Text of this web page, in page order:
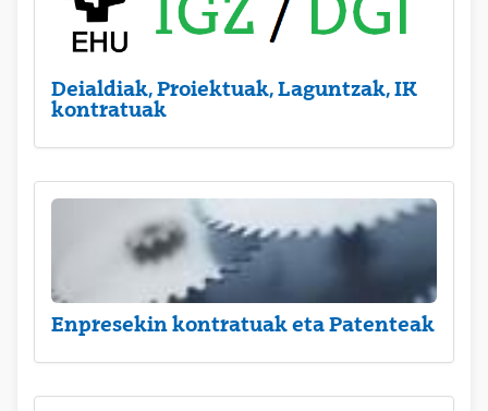
Deialdiak, Proiektuak, Laguntzak, IK
kontratuak
Enpresekin kontratuak eta Patenteak